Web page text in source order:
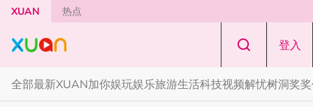
Skip to main content
XUAN 热点
登入
全部最新XUAN加你娱玩娱乐旅游生活科技视频解忧树洞奖